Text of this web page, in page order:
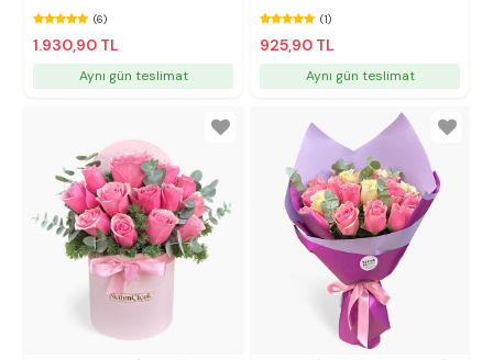
(6)
1.930,90 TL
Aynı gün teslimat
(1)
925,90 TL
Aynı gün teslimat